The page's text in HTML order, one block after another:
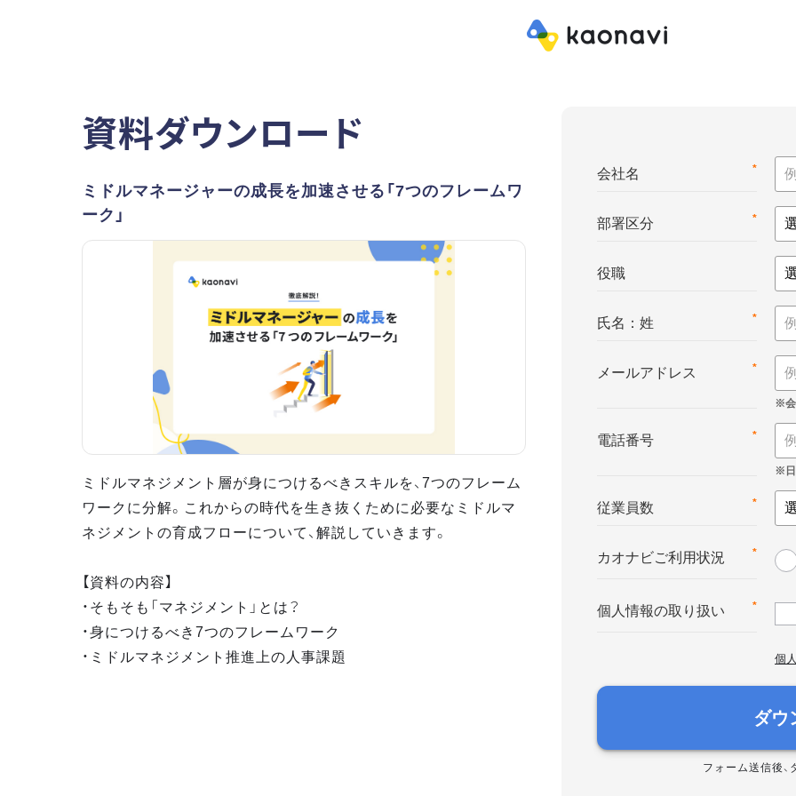
資料ダウンロード
ミドルマネージャーの成長を加速させる「7つのフレームワ
ーク」
ミドルマネジメント層が身につけるべきスキルを、7つのフレーム
ワークに分解。これからの時代を生き抜くために必要なミドルマ
ネジメントの育成フローについて、解説していきます。
【資料の内容】
・そもそも「マネジメント」とは？
・身につけるべき7つのフレームワーク
・ミドルマネジメント推進上の人事課題
*
会社名
*
部署区分
役職
*
氏名：姓
*
メールアドレス
*
電話番号
*
従業員数
*
カオナビご利用状況
*
個人情報の取り扱い
個
ダウ
フォーム送信後